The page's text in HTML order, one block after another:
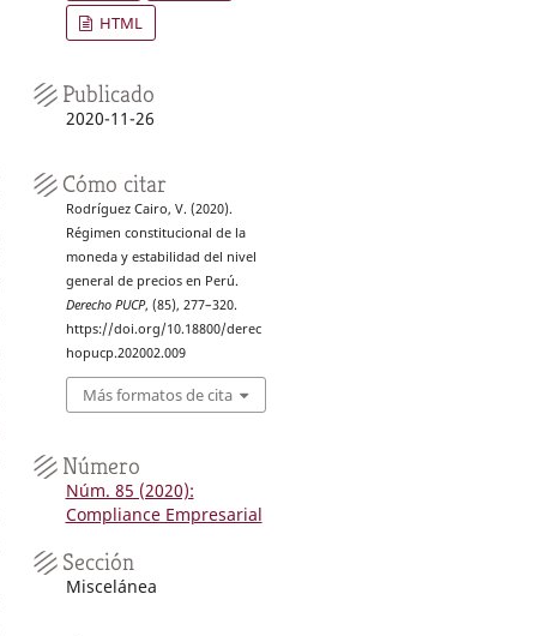
HTML
Publicado
2020-11-26
Cómo citar
Rodríguez Cairo, V. (2020).
Régimen constitucional de la
moneda y estabilidad del nivel
general de precios en Perú.
Derecho PUCP, (85), 277–320.
https://doi.org/10.18800/derec
hopucp.202002.009
Más formatos de cita
Número
Núm. 85 (2020):
Compliance Empresarial
Sección
Miscelánea